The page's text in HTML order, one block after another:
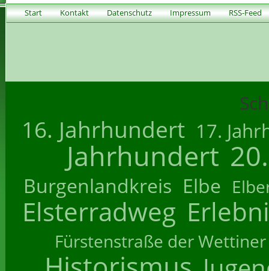
Start Kontakt Datenschutz Impressum RSS-Feed
16. Jahrhundert 17.
Jahrhundert
Burgenlandkreis Elbe
Elsterradweg
Fürstenstraße der Wettiner